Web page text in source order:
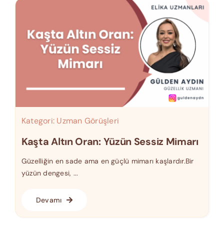
Kategori: Uzman Görüşleri
Kaşta Altın Oran: Yüzün Sessiz Mimarı
Güzelliğin en sade ama en güçlü mimarı kaşlardır.Bir
yüzün dengesi, ...
Devamı